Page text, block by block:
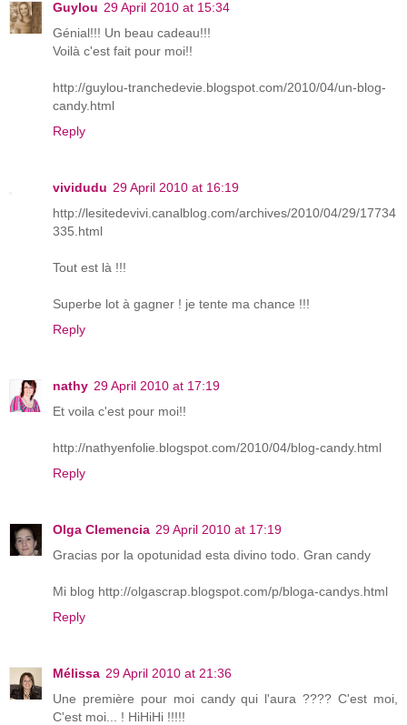
Guylou 29 April 2010 at 15:34
Génial!!! Un beau cadeau!!!
Voilà c'est fait pour moi!!
http://guylou-tranchedevie.blogspot.com/2010/04/un-blog-
candy.html
Reply
vividudu 29 April 2010 at 16:19
http://lesitedevivi.canalblog.com/archives/2010/04/29/17734
335.html
Tout est là !!!
Superbe lot à gagner ! je tente ma chance !!!
Reply
nathy 29 April 2010 at 17:19
Et voila c'est pour moi!!
http://nathyenfolie.blogspot.com/2010/04/blog-candy.html
Reply
Olga Clemencia 29 April 2010 at 17:19
Gracias por la opotunidad esta divino todo. Gran candy
Mi blog http://olgascrap.blogspot.com/p/bloga-candys.html
Reply
Mélissa 29 April 2010 at 21:36
Une première pour moi candy qui l'aura ???? C'est moi,
C'est moi... ! HiHiHi !!!!!